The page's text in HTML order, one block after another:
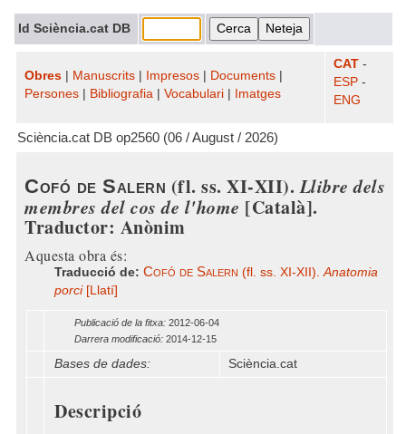
Id Sciència.cat DB
Obres Manuscrits Impresos Documents
Persones
Bibliografia Vocabulari Imatges
CAT -
ESP -
ENG
Sciència.cat DB op2560 (06 / August / 2026)
Cofó de Salern (fl. ss. XI-XII).Llibre dels
membres del cos de l'home [Català].
Traductor: Anònim
Aquesta obra és:
Traducció de: Cofó de Salern (fl. ss. XI-XII).Anatomia
porci[Llatí]
Publicació de la fitxa: 2012-06-04
Darrera modificació: 2014-12-15
Bases de dades: Sciència.cat
Descripció